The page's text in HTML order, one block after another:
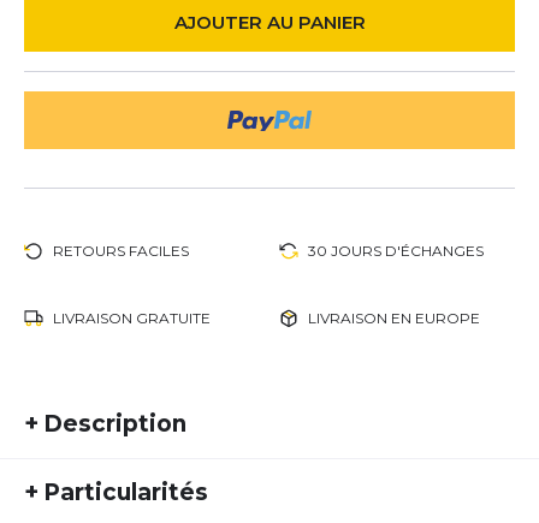
AJOUTER AU PANIER
RETOURS FACILES 30 JOURS D'ÉCHANGES
LIVRAISON GRATUITE LIVRAISON EN EUROPE
+ Description
haute performance conçu pour les coureurs
+ Particularités